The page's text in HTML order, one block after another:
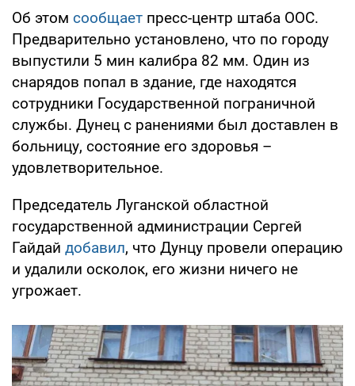
Об этом сообщает пресс-центр штаба ООС.
Предварительно установлено, что по городу
выпустили 5 мин калибра 82 мм. Один из
снарядов попал в здание, где находятся
сотрудники Государственной пограничной
службы. Дунец с ранениями был доставлен в
больницу, состояние его здоровья –
удовлетворительное.
Председатель Луганской областной
государственной администрации Сергей
Гайдай добавил, что Дунцу провели операцию
и удалили осколок, его жизни ничего не
угрожает.